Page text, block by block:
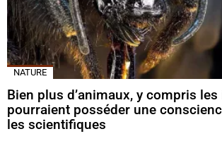
NATURE
Bien plus d’animaux, y compris
pourraient posséder une
les scientifiques